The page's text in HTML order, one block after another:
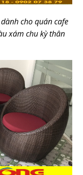
cho quán cafe
xám chu kỳ thân